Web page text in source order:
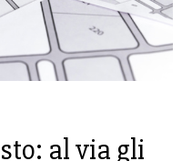
al via gli